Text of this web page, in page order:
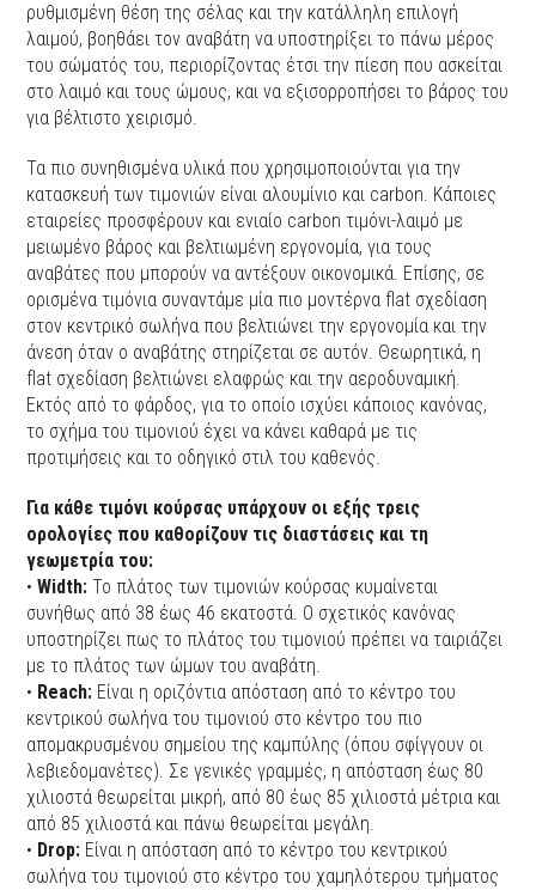
ρυθμισμένη θέση της σέλας και την κατάλληλη επιλογή
λαιμού, βοηθάει τον αναβάτη να υποστηρίξει το πάνω μέρος
του σώματός του, περιορίζοντας έτσι την πίεση που ασκείται
στο λαιμό και τους ώμους, και να εξισορροπήσει το βάρος του
για βέλτιστο χειρισμό.
Τα πιο συνηθισμένα υλικά που χρησιμοποιούνται για την
κατασκευή των τιμονιών είναι αλουμίνιο και carbon. Κάποιες
εταιρείες προσφέρουν και ενιαίο carbon τιμόνι-λαιμό με
μειωμένο βάρος και βελτιωμένη εργονομία, για τους
αναβάτες που μπορούν να αντέξουν οικονομικά. Επίσης, σε
ορισμένα τιμόνια συναντάμε μία πιο μοντέρνα flat σχεδίαση
στον κεντρικό σωλήνα που βελτιώνει την εργονομία και την
άνεση όταν ο αναβάτης στηρίζεται σε αυτόν. Θεωρητικά, η
flat σχεδίαση βελτιώνει ελαφρώς και την αεροδυναμική.
Εκτός από το φάρδος, για το οποίο ισχύει κάποιος κανόνας,
το σχήμα του τιμονιού έχει να κάνει καθαρά με τις
προτιμήσεις και το οδηγικό στιλ του καθενός.
Για κάθε τιμόνι κούρσας υπάρχουν οι εξής τρεις
ορολογίες που καθορίζουν τις διαστάσεις και τη
γεωμετρία του:
•Width: Το πλάτος των τιμονιών κούρσας κυμαίνεται
συνήθως από 38 έως 46 εκατοστά. Ο σχετικός κανόνας
υποστηρίζει πως το πλάτος του τιμονιού πρέπει να ταιριάζει
με το πλάτος των ώμων του αναβάτη.
• Reach: Είναι η οριζόντια απόσταση από το κέντρο του
κεντρικού σωλήνα του τιμονιού στο κέντρο του πιο
απομακρυσμένου σημείου της καμπύλης (όπου σφίγγουν οι
λεβιεδομανέτες). Σε γενικές γραμμές, η απόσταση έως 80
χιλιοστά θεωρείται μικρή, από 80 έως 85 χιλιοστά μέτρια και
από 85 χιλιοστά και πάνω θεωρείται μεγάλη.
• Drop: Είναι η απόσταση από το κέντρο του κεντρικού
σωλήνα του τιμονιού στο κέντρο του χαμηλότερου τμήματος